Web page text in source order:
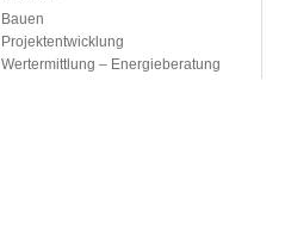
Bauen
Projektentwicklung
Wertermittlung – Energieberatung